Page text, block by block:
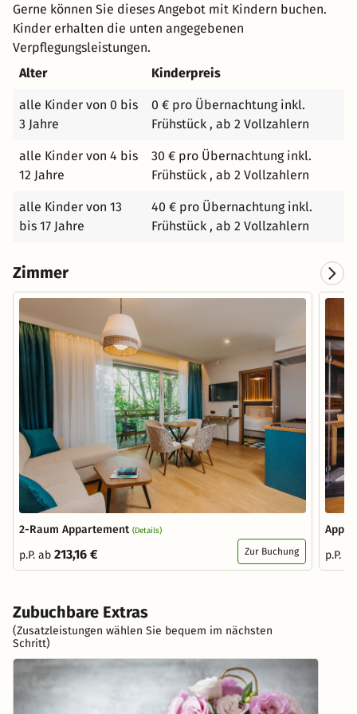
Bereich für Kleinkinder, ein Freizeitpool für ältere Kinder
und Erwachsene, eine Terrasse mit Liegen sowie eine Bar
mit erfrischenden Getränken zur Verfügung. Genießen Sie
zudem die Sonnenstrahlen, um neue Energie zu tanken.
Es stehen den Gästen ein separater Bereich für
Kleinkinder, ein Freizeitpool für ältere Kinder und
Erwachsene, eine Terrasse mit Liegen sowie eine Bar mit
erfrischenden Getränken zur Verfügung. Genießen Sie
zudem die Sonnenstrahlen, um neue Energie zu tanken,
den einzigartigen Charme des Forest Park Resort & Spa
und genießen Sie einen unvergesslichen Aufenthalt, der
Gerne können Sie dieses Angebot mit Kindern buchen.
Kinder erhalten die unten angegebenen
Verpflegungsleistungen.
Alter
Kinderpreis
alle Kinder von 0 bis
3 Jahre
0 € pro Übernachtung inkl.
Frühstück , ab 2 Vollzahlern
alle Kinder von 4 bis
12 Jahre
30 € pro Übernachtung inkl.
Frühstück , ab 2 Vollzahlern
alle Kinder von 13
bis 17 Jahre
40 € pro Übernachtung inkl.
Frühstück , ab 2 Vollzahlern
Zimmer
2-Raum Appartement (Details)
p.P. ab 213,16 € Zur Buchung
p.P.
Zubuchbare Extras
(Zusatzleistungen wählen Sie bequem im nächsten
Schritt)